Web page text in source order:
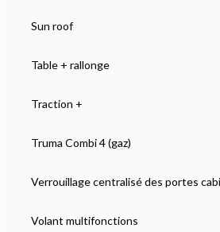
Sun roof
Table + rallonge
Traction +
Truma Combi 4 (gaz)
Verrouillage centralisé des portes
Volant multifonctions